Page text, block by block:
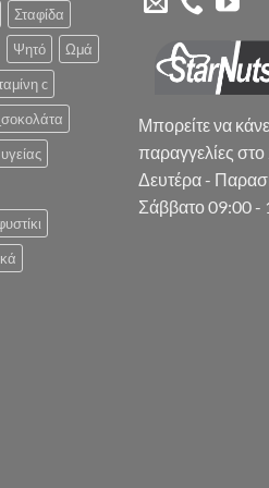
Σταφίδα
Ψητό
Ωμά
c
Μπορείτε να
παραγγελίες
Δευτέρα -
Σάββατο 09:00 -